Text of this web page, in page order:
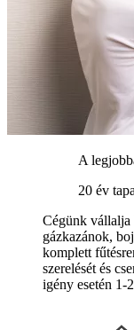
A
20 év
Cégünk
gázkazánok,
komplett
szerelését és
igény esetén 1-